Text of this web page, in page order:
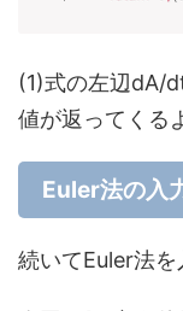
(1)式の左辺dA/
値が返ってくる
Euler法の入
続いてEuler法を